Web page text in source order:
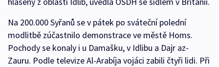
Na 200.000 Syřanů se v pátek po sváteční polední
modlitbě zúčastnilo demonstrace ve městě Homs.
Pochody se konaly i u Damašku, v Idlibu a Dajr az-
Zauru. Podle televize Al-Arabíja vojáci zabili čtyři lidi. Při